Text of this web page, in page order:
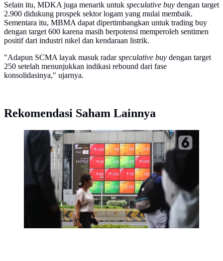
Selain itu, MDKA juga menarik untuk speculative buy dengan target
2.900 didukung prospek sektor logam yang mulai membaik.
Sementara itu, MBMA dapat dipertimbangkan untuk trading buy
dengan target 600 karena masih berpotensi memperoleh sentimen
positif dari industri nikel dan kendaraan listrik.
"Adapun SCMA layak masuk radarspeculative buy dengan target
250 setelah menunjukkan indikasi rebound dari fase
konsolidasinya," ujarnya.
Rekomendasi Saham Lainnya
Pejalan kaki melintas dekat layar pergerakan Indeks
Harga Saham Gabungan (IHSG) di kawasan Jakarta.
(Liputan6.com/Angga Yuniar)